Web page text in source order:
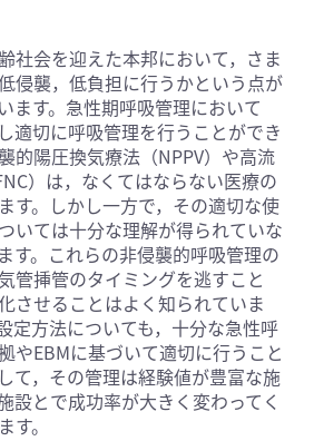
社会を迎えた本邦において，さま
侵襲，低負担に行うかという点が
ます。急性期呼吸管理において
適切に呼吸管理を行うことができ
的陽圧換気療法（NPPV）や高流
）は，なくてはならない医療の
す。しかし一方で，その適切な使
いては十分な理解が得られていな
す。これらの非侵襲的呼吸管理の
管挿管のタイミングを逃すこと
させることはよく知られていま
定方法についても，十分な急性呼
やEBMに基づいて適切に行うこと
て，その管理は経験値が豊富な施
設とで成功率が大きく変わってく
。